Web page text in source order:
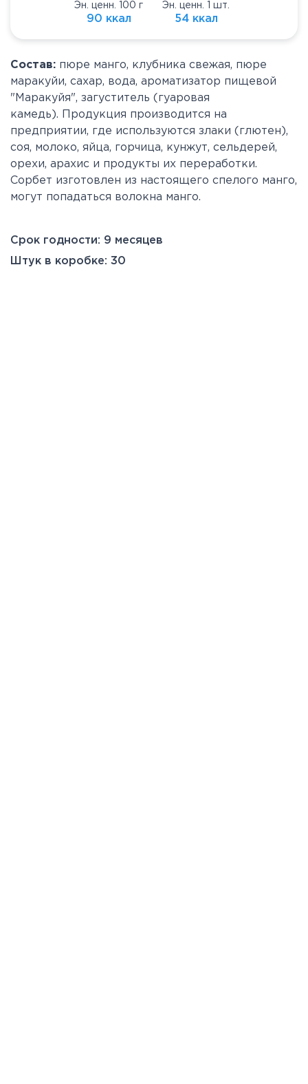
Эн. ценн. 100 г
90 ккал
Эн. ценн. 1 шт.
54 ккал
Состав: пюре манго, клубника свежая, пюре
маракуйи, сахар, вода, ароматизатор пищевой
"Маракуйя", загуститель (гуаровая
камедь). Продукция производится на
предприятии, где используются злаки (глютен),
соя, молоко, яйца, горчица, кунжут, сельдерей,
орехи, арахис и продукты их переработки.
Сорбет изготовлен из настоящего спелого манго,
могут попадаться волокна манго.
Срок годности: 9 месяцев
Штук в коробке: 30